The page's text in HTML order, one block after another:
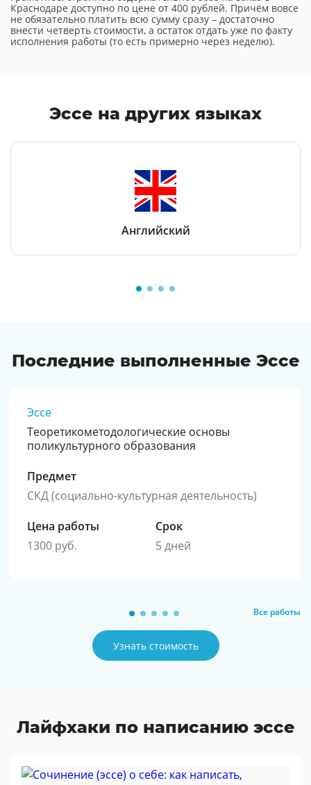
Краснодаре доступно по цене от 400 рублей. Причём вовсе
не обязательно платить всю сумму сразу – достаточно
внести четверть стоимости, а остаток отдать уже по факту
исполнения работы (то есть примерно через неделю).
Эссе на других языках
Английский
Последние выполненные Эссе
Эссе
Теоретикометодологические основы
поликультурного образования
Предмет
СКД (социально-культурная деятельность)
Цена работы
1300 руб.
Срок
5 дней
Все работы
Узнать стоимость
Лайфхаки по написанию эссе